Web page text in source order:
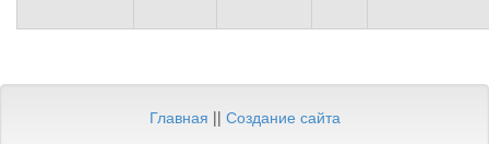
Главная || Создание сайта